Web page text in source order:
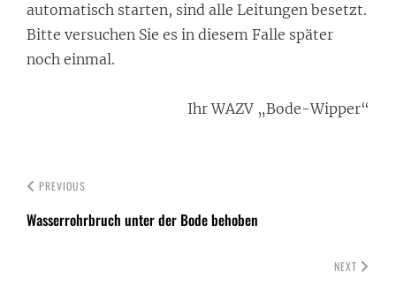
automatisch starten, sind alle Leitungen besetzt.
Bitte versuchen Sie es in diesem Falle später
noch einmal.
Ihr WAZV „Bode-Wipper“
PREVIOUS
Wasserrohrbruch unter der Bode behoben
NEXT